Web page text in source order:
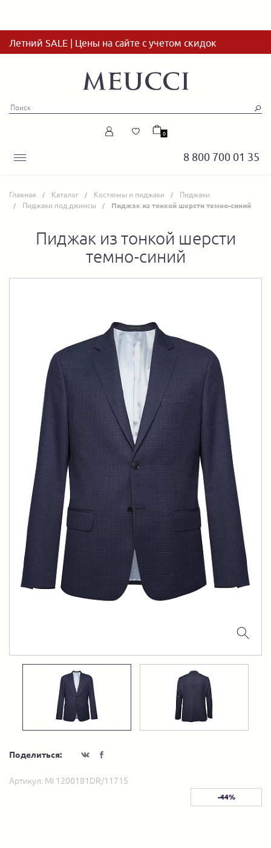
Летний SALE | Цены на сайте с учетом скидок
8 800 700 01 35
0
Главная Каталог Костюмы и пиджаки
Пиджаки
Пиджаки под джинсы
Пиджак из тонкой шерсти темно-синий
Пиджак из тонкой шерсти
темно-синий
Поделиться:
Артикул: MI 1200181DR/11715
-44%